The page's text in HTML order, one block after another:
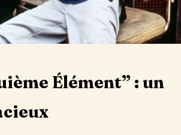
Élément” : un